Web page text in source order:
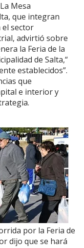
Mesa
que integran
el sector
advirtió sobre
la Feria de la
de Salta,“
establecidos”.
que
e interior y
por la Feria de
dijo que se hará